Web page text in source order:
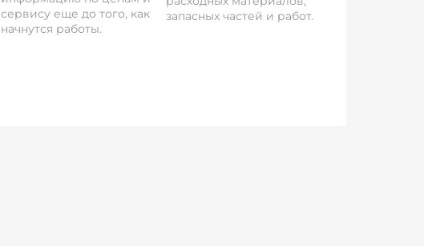
сервису еще до того, как
начнутся работы.
запасных частей и работ.